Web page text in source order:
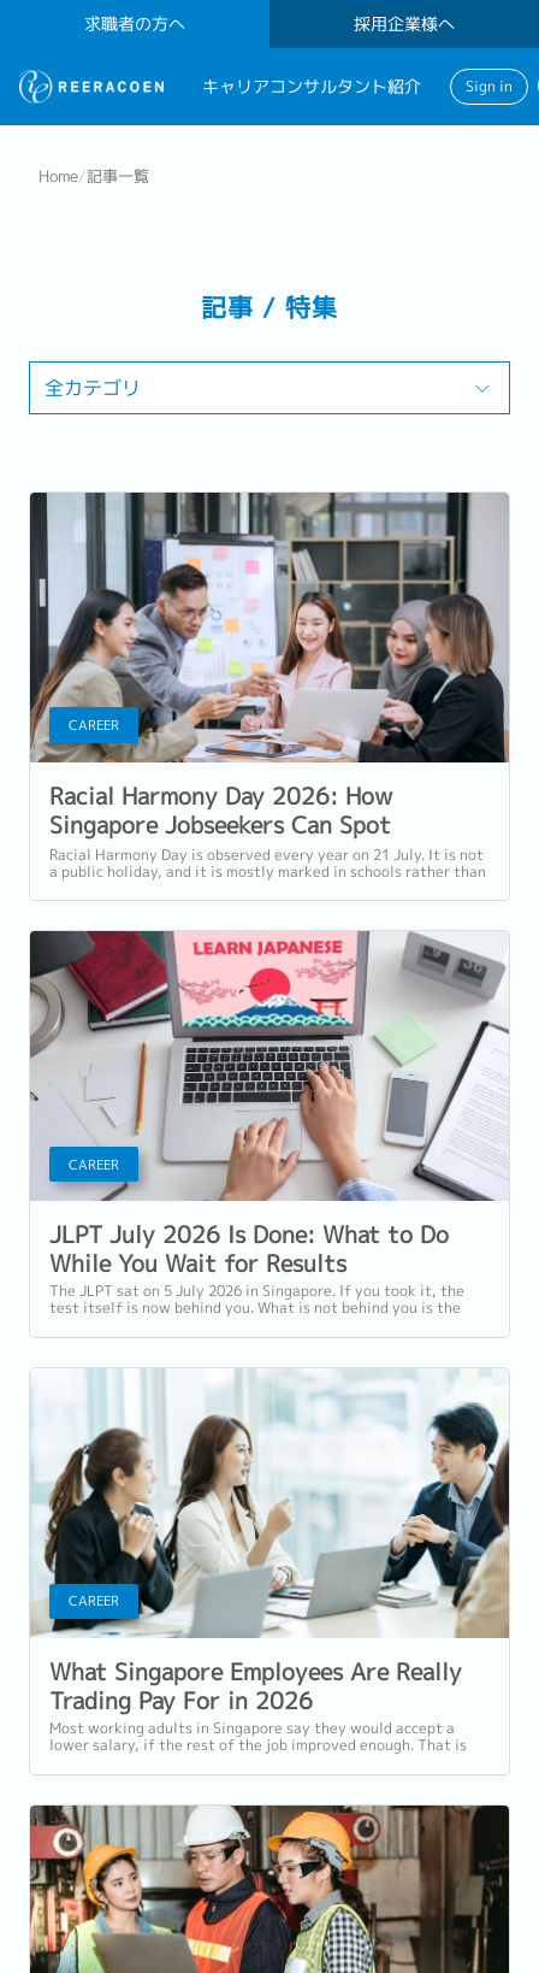
求職者の方へ 採用企業様へ
キャリアコンサルタント紹介 Sign in
Home/記事一覧
記事 / 特集
全カテゴリ
CAREER
Racial Harmony Day 2026: How
Singapore Jobseekers Can Spot
Genuinely Inclusive Employers
Racial Harmony Day is observed every year on 21 July. It is not
a public holiday, and it is mostly marked in schools rather than
CAREER
JLPT July 2026 Is Done: What to Do
While You Wait for Results
The JLPT sat on 5 July 2026 in Singapore. If you took it, the
test itself is now behind you. What is not behind you is the
CAREER
What Singapore Employees Are Really
Trading Pay For in 2026
Most working adults in Singapore say they would accept a
lower salary, if the rest of the job improved enough. That is